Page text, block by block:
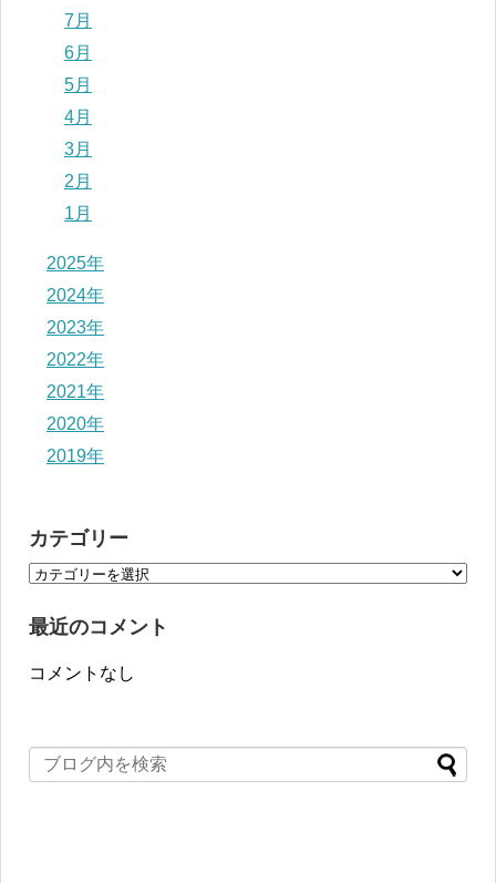
7月
6月
5月
4月
3月
2月
1月
2025年
2024年
2023年
2022年
2021年
2020年
2019年
カテゴリー
最近のコメント
コメントなし